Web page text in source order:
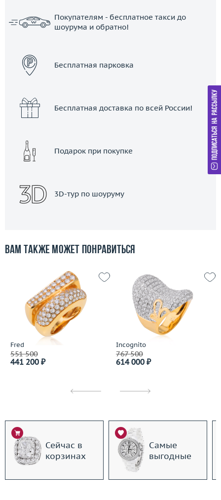
Покупателям - бесплатное такси до
шоурума и обратно!
Бесплатная парковка
Бесплатная доставка по всей России!
Подарок при покупке
3D-тур по шоуруму
Вам также может понравиться
Fred
551 500
441 200 ₽
Incognito
767 500
614 000 ₽
Сейчас в
корзинах
Самые
выгодные